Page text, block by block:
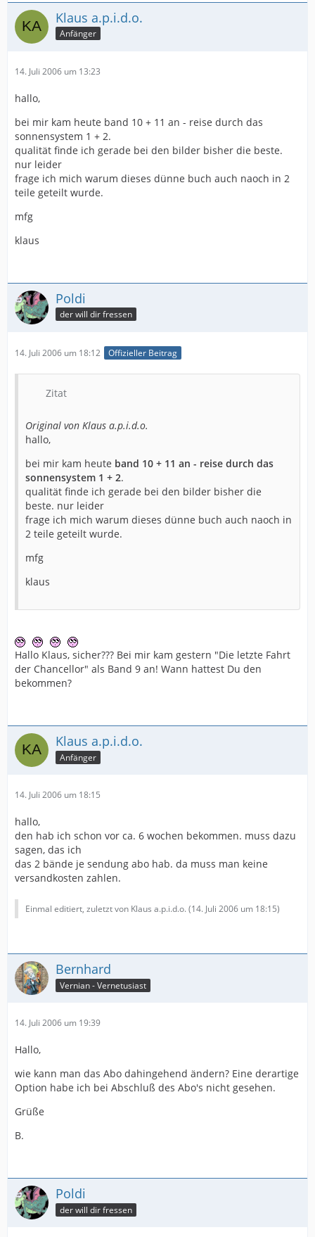
Klaus a.p.i.d.o.
Anfänger
14. Juli 2006 um 13:23
hallo,
bei mir kam heute band 10 + 11 an - reise durch das
sonnensystem 1 + 2.
qualität finde ich gerade bei den bilder bisher die beste.
nur leider
frage ich mich warum dieses dünne buch auch naoch in 2
teile geteilt wurde.
mfg
klaus
Poldi
der will dir fressen
14. Juli 2006 um 18:12 Offizieller Beitrag
Zitat
Original von Klaus a.p.i.d.o.
hallo,
bei mir kam heute band 10 + 11 an - reise durch das
sonnensystem 1 + 2.
qualität finde ich gerade bei den bilder bisher die
beste. nur leider
frage ich mich warum dieses dünne buch auch naoch in
2 teile geteilt wurde.
mfg
klaus
Hallo Klaus, sicher??? Bei mir kam gestern "Die letzte Fahrt
der Chancellor" als Band 9 an! Wann hattest Du den
bekommen?
Klaus a.p.i.d.o.
Anfänger
14. Juli 2006 um 18:15
hallo,
den hab ich schon vor ca. 6 wochen bekommen. muss dazu
sagen, das ich
das 2 bände je sendung abo hab. da muss man keine
versandkosten zahlen.
Einmal editiert, zuletzt von Klaus a.p.i.d.o. (14. Juli 2006 um 18:15)
Bernhard
Vernian - Vernetusiast
14. Juli 2006 um 19:39
Hallo,
wie kann man das Abo dahingehend ändern? Eine derartige
Option habe ich bei Abschluß des Abo's nicht gesehen.
Grüße
B.
Poldi
der will dir fressen